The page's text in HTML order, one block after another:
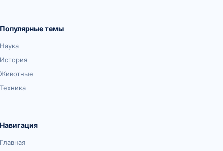
Популярные темы
Наука
История
Животные
Техника
Навигация
Главная